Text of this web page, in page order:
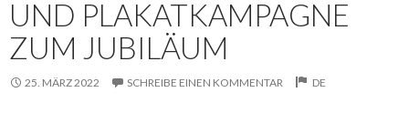
UND PLAKATKAMPAGNE
ZUM JUBILÄUM
25. MÄRZ 2022 SCHREIBE EINEN KOMMENTAR DE